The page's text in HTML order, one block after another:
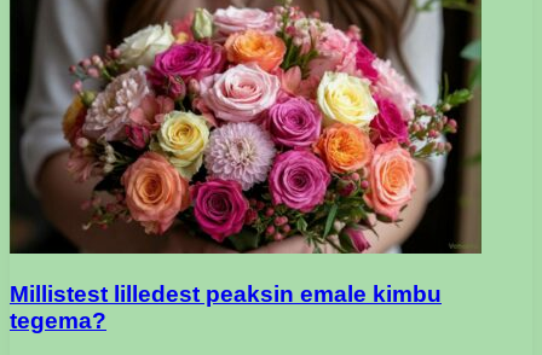
Millistest lilledest peaksin emale kimbu
tegema?